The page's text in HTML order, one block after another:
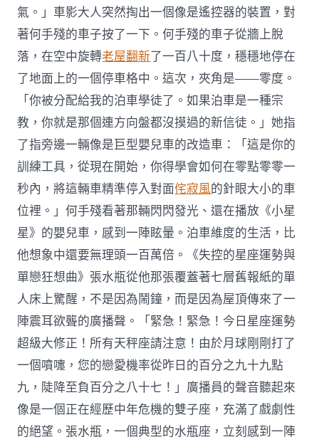
氣。」車影大人突然掏出一個像是遙控器的裝置，對
著何手殘的車子按了一下。何手殘的車子從牆上脫
落，在空中旋轉老屋翻新了一百八十度，穩穩地停在
了地面上的一個停車格中。這次，夾角是——零度。
「你被分配給我的泊車學徒了。如果泊車是一種宗
教，你就是那個連方向盤都沒摸過的新信徒。」她指
了指旁邊一輛像是巨型嬰兒車的改造車：「這是你的
訓練工具，從現在開始，你得學會如何在零點零零一
秒內，將這輛車精準停入對面侘寂風的針眼大小的車
位裡。」何手殘看著那輛閃閃發光、還在播放《小星
星》的嬰兒車，感到一陣眩暈。泊車維度的生活，比
他想象中還要無理頭一百萬倍。《失控的星座運勢與
單戀狂想曲》張水瓶從他那張覆蓋著七層舊報紙的單
人床上驚醒，不是因為鬧鐘，而是因為屋頂傳來了一
陣震耳欲聾的廣播聲。「緊急！緊急！今日星座運勢
超級大修正！所有天秤座請注意！由於月球剛剛打了
一個噴嚏，您的戀愛機率從昨日的百分之九十九點
九，陡降至負百分之八十七！」廣播員的聲音聽起來
像是一個正在經歷中年危機的雙子座，充滿了戲劇性
的絕望。張水瓶，一個典型的水瓶座，立刻感到一陣